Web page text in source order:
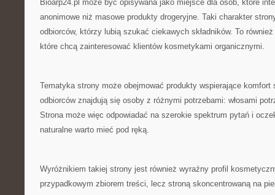
Bioarp24.pl może być opisywana jako miejsce dla osób, które
anonimowe niż masowe produkty drogeryjne. Taki charakter
odbiorców, którzy lubią szukać ciekawych składników. To
które chcą zainteresować klientów kosmetykami organicznymi.
Tematyka strony może obejmować produkty wspierające komfort
odbiorców znajdują się osoby z różnymi potrzebami: włosami
Strona może więc odpowiadać na szerokie spektrum pytań i
naturalne warto mieć pod ręką.
Wyróżnikiem takiej strony jest również wyraźny profil
przypadkowym zbiorem treści, lecz stroną skoncentrowaną na